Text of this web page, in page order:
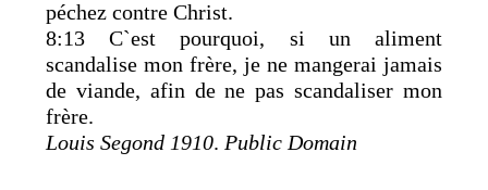
péchez contre Christ.
8:13 C`est pourquoi, si un aliment
scandalise mon frère, je ne mangerai jamais
de viande, afin de ne pas scandaliser mon
frère.
Louis Segond 1910. Public Domain